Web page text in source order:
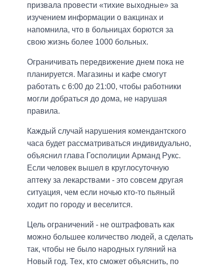
призвала провести «тихие выходные» за
изучением информации о вакцинах и
напомнила, что в больницах борются за
свою жизнь более 1000 больных.
Ограничивать передвижение днем пока не
планируется. Магазины и кафе смогут
работать с 6:00 до 21:00, чтобы работники
могли добраться до дома, не нарушая
правила.
Каждый случай нарушения комендантского
часа будет рассматриваться индивидуально,
объяснил глава Госполиции Арманд Рукс.
Если человек вышел в круглосуточную
аптеку за лекарствами - это совсем другая
ситуация, чем если ночью кто-то пьяный
ходит по городу и веселится.
Цель ограничений - не оштрафовать как
можно большее количество людей, а сделать
так, чтобы не было народных гуляний на
Новый год. Тех, кто сможет объяснить, по